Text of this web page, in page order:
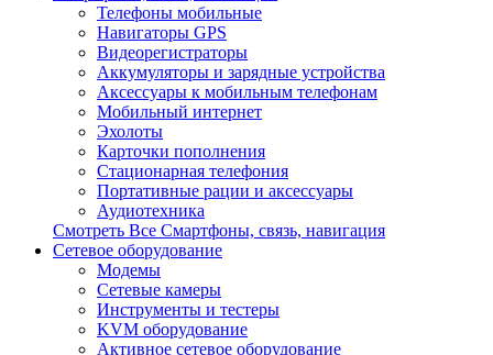
Телефоны мобильные
Навигаторы GPS
Видеорегистраторы
Аккумуляторы и зарядные устройства
Аксессуары к мобильным телефонам
Мобильный интернет
Эхолоты
Карточки пополнения
Стационарная телефония
Портативные рации и аксессуары
Аудиотехника
Смотреть Все Смартфоны, связь, навигация
Сетевое оборудование
Модемы
Сетевые камеры
Инструменты и тестеры
KVM оборудование
Активное сетевое оборудование